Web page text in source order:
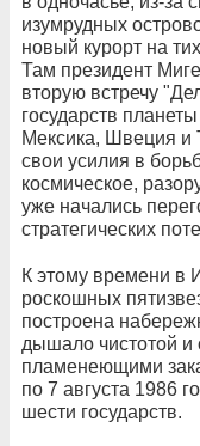
изумрудных
новый курорт на
Там президент
вторую встречу
государств
Мексика, Швеция и
свои усилия в
космическое,
уже начались
стратегических
К этому времени в
роскошных
построена
дышало чистотой и
пламенеющими
по 7 августа 1986
шести государств.